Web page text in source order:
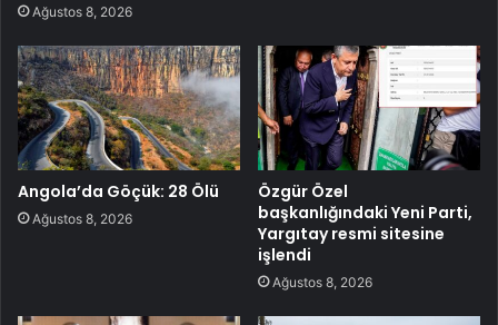
Ağustos 8, 2026
Angola’da Göçük: 28 Ölü
Ağustos 8, 2026
Özgür Özel
başkanlığındaki Yeni Parti,
Yargıtay resmi sitesine
işlendi
Ağustos 8, 2026